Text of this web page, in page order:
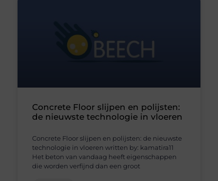
Concrete Floor slijpen en polijsten:
de nieuwste technologie in vloeren
Concrete Floor slijpen en polijsten: de nieuwste
technologie in vloeren written by: kamatira11
Het beton van vandaag heeft eigenschappen
die worden verfijnd dan een groot